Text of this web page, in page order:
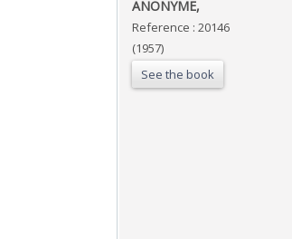
‎ANONYME,‎
Reference : 20146
(1957)
See the book